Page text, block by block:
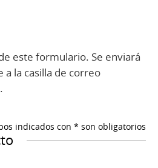
este formulario. Se enviará
a la casilla de correo
indicados con * son obligatorios